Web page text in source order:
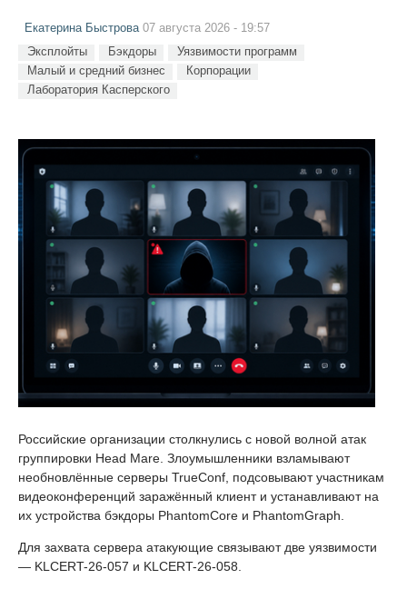
Екатерина Быстрова07 августа 2026 - 19:57
Эксплойты Бэкдоры
Уязвимости программ
Малый и средний бизнес
Корпорации
Лаборатория Касперского
Российские организации столкнулись с новой волной атак
группировки Head Mare. Злоумышленники взламывают
необновлённые серверы TrueConf, подсовывают участникам
видеоконференций заражённый клиент и устанавливают на
их устройства бэкдоры PhantomCore и PhantomGraph.
Для захвата сервера атакующие связывают две уязвимости
— KLCERT-26-057 и KLCERT-26-058.